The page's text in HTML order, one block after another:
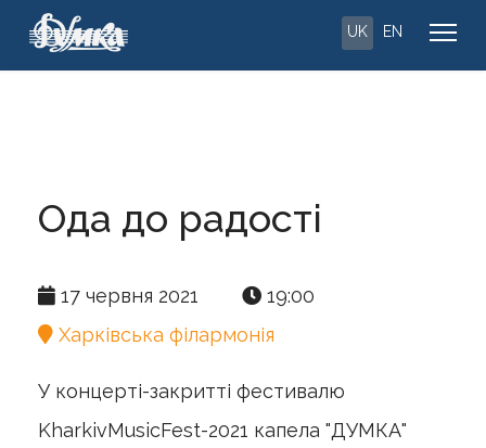
UK EN
Ода до радості
17 червня 2021
19:00
Харківська філармонія
У концерті-закритті фестивалю
KharkivMusicFest-2021 капела "ДУМКА"